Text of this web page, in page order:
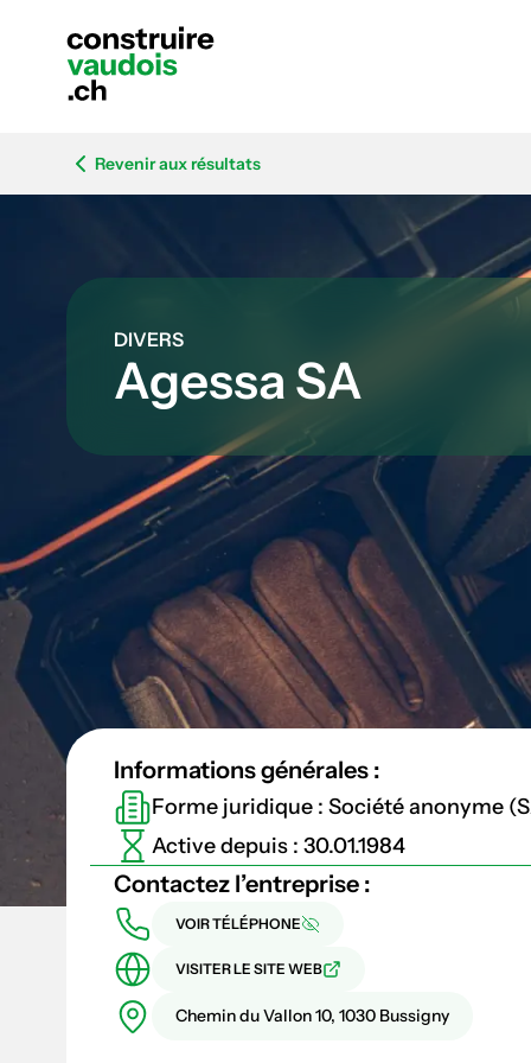
Revenir aux résultats
DIVERS
Agessa SA
Informations générales :
Forme juridique : Société anonyme
Active depuis : 30.01.1984
Contactez l’entreprise :
VOIR TÉLÉPHONE
VISITER LE SITE WEB
Chemin du Vallon 10, 1030 Bussigny